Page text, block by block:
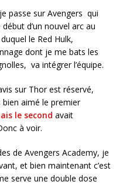
je passe sur Avengers qui
d’un nouvel arc au
le Red Hulk,
dont je me bats les
va intégrer l’équipe.
sur Thor est réservé,
bien aimé le premier
le second avait
à voir.
de Avengers Academy, je
et bien maintenant c’est
serve une double dose